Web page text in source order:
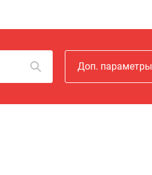
Доп. параметры